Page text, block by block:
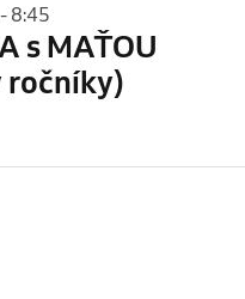
- 8:45
s MAŤOU
ročníky)